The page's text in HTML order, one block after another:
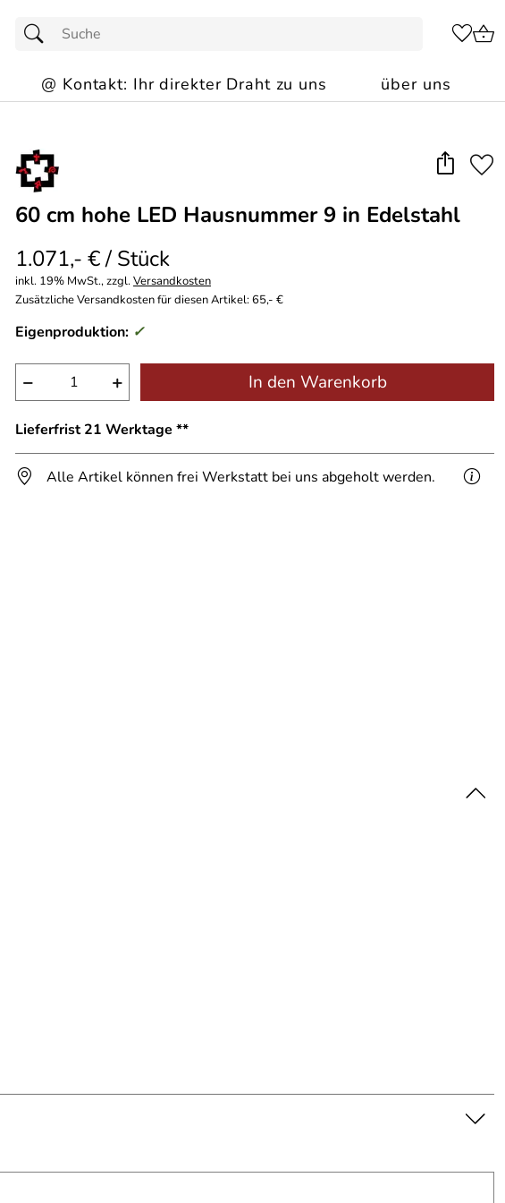
@ Kontakt: Ihr direkter Draht zu uns über uns
60 cm hohe LED Hausnummer 9 in Edelstahl
1.071,- € / Stück
inkl. 19% MwSt., zzgl.Versandkosten
Zusätzliche Versandkosten für diesen Artikel: 65,- €
Eigenproduktion: ✓
− + In den Warenkorb
Lieferfrist 21 Werktage **
Alle Artikel können frei Werkstatt bei uns abgeholt werden.